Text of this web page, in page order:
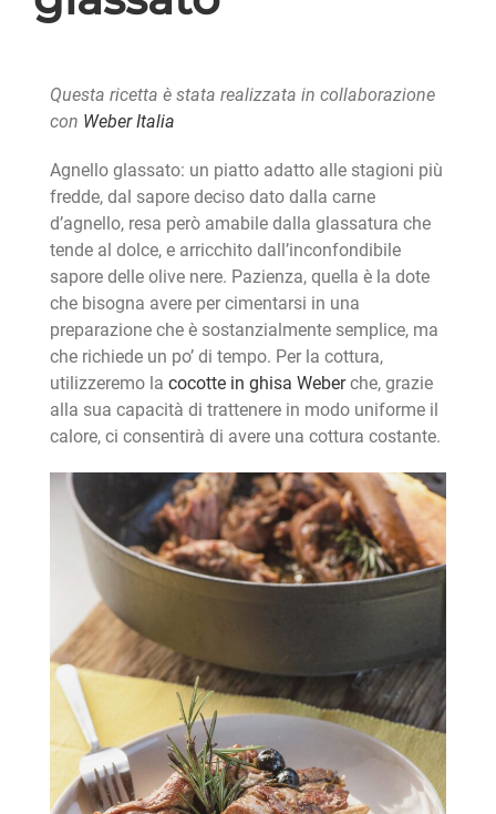
Questa ricetta è stata realizzata in collaborazione
con Weber Italia
Agnello glassato: un piatto adatto alle stagioni più
fredde, dal sapore deciso dato dalla carne
d’agnello, resa però amabile dalla glassatura che
tende al dolce, e arricchito dall’inconfondibile
sapore delle olive nere. Pazienza, quella è la dote
che bisogna avere per cimentarsi in una
preparazione che è sostanzialmente semplice, ma
che richiede un po’ di tempo. Per la cottura,
utilizzeremo la cocotte in ghisa Weberche, grazie
alla sua capacità di trattenere in modo uniforme il
calore, ci consentirà di avere una cottura costante.